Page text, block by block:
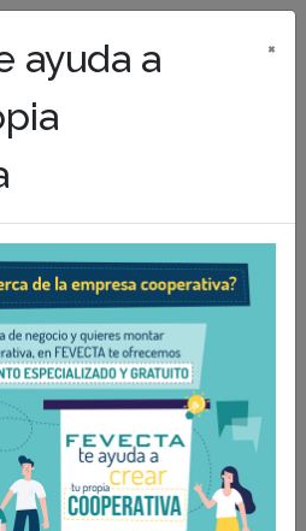
versus
Baixauli
Emilio Sampedro Baixauli
de la Federación Valenciana
de Trabajo Asociado(FEVECTA)
ayuda a
×